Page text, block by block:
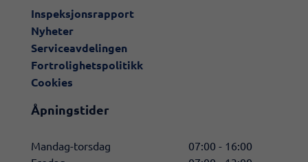
Inspeksjonsrapport
Nyheter
Serviceavdelingen
Fortrolighetspolitikk
Cookies
Åpningstider
Mandag-torsdag
07:00 - 16:00